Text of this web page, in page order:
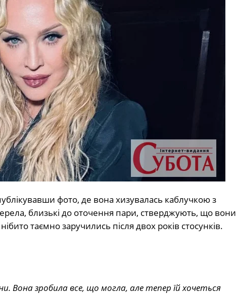
фото, де вона хизувалась каблучкою з
близькі до оточення пари, стверджують, що вони
таємно заручились після двох років стосунків.
Вона зробила все, що могла, але тепер їй хочеться